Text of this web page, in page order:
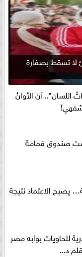
لا تسقط بصفارة
اللسان”.. آن الأوانُ
صندوق قمامة
يصبح الاعتماد نتيجة
للحاويات بوابه مصر
د...